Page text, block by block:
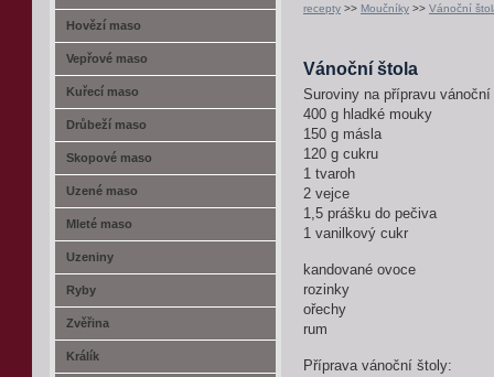
recepty >> Moučníky >> Vánoční
Vánoční štola
Suroviny na přípravu
400 g hladké mouky
150 g másla
120 g cukru
1 tvaroh
2 vejce
1,5 prášku do pečiva
1 vanilkový cukr
kandované ovoce
rozinky
ořechy
rum
Příprava vánoční štoly:
Hovězí maso
Vepřové maso
Kuřecí maso
Drůbeží maso
Skopové maso
Uzené maso
Mleté maso
Uzeniny
Ryby
Zvěřina
Králík